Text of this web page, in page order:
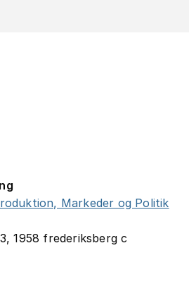
Markeder og Politik
1958 frederiksberg c